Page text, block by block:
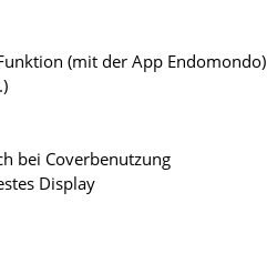
(mit der App Endomondo)
bei Coverbenutzung
Display